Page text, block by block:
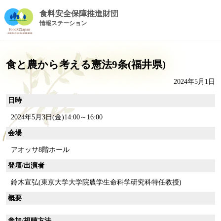
食料安全保障推進財団
情報ステーション
食と農から考える憲法9条(福井県)
2024年5月1日
日時
2024年5月3日(金)14:00～16:00
会場
アオッサ8階ホール
登壇/出演者
鈴木宣弘(東京大学大学院農学生命科学研究科特任教授)
概要